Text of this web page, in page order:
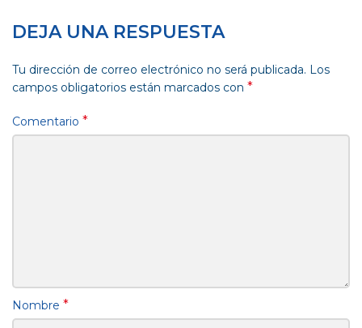
DEJA UNA RESPUESTA
Tu dirección de correo electrónico no será publicada. Los
campos obligatorios están marcados con *
Comentario *
Nombre *